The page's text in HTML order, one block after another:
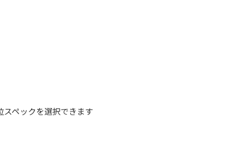
ペックを選択できます